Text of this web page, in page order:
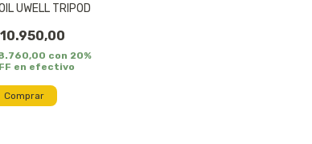
UWELL TRIPOD
con 20%
en efectivo
Comprar